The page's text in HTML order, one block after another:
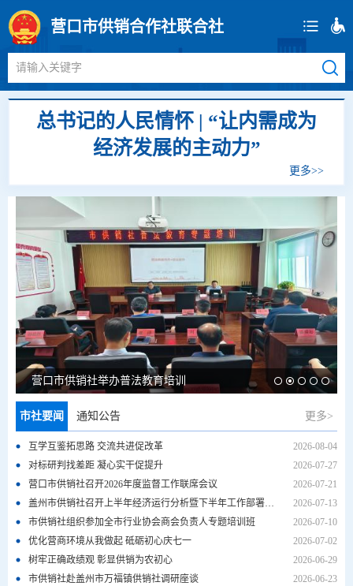
营口市供销合作社联合社
请输入关键字
总书记的人民情怀 | “让内需成为
经济发展的主动力”
更多>>
营口市供销社举办普法教育培训
市社要闻 更多>
互学互鉴拓思路 交流共进促改革
2026-08-04
对标研判找差距 凝心实干促提升
2026-07-27
营口市供销社召开2026年度监督工作联席会议
2026-07-21
盖州市供销社召开上半年经济运行分析暨下半年工作部署会议
2026-07-13
市供销社组织参加全市行业协会商会负责人专题培训班
2026-07-10
优化营商环境从我做起 砥砺初心庆七一
2026-07-02
树牢正确政绩观 彰显供销为农初心
2026-06-29
市供销社赴盖州市万福镇供销社调研座谈
2026-06-23
通知公告